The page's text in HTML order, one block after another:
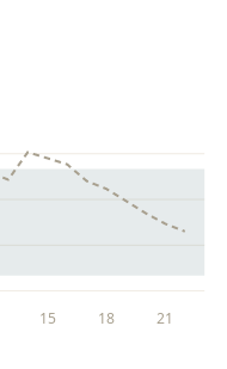
15 18 21